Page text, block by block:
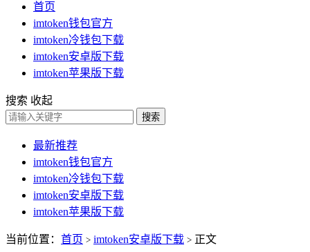
首页
imtoken钱包官方
imtoken冷钱包下载
imtoken安卓版下载
imtoken苹果版下载
搜索 收起
搜索
最新推荐
imtoken钱包官方
imtoken冷钱包下载
imtoken安卓版下载
imtoken苹果版下载
当前位置： 首页 > imtoken安卓版下载 > 正文